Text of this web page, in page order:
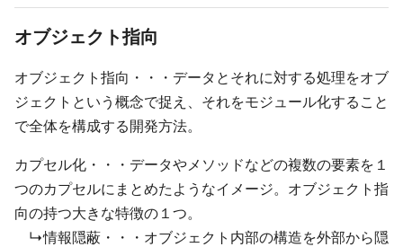
オブジェクト指向
オブジェクト指向・・・データとそれに対する処理をオブ
ジェクトという概念で捉え、それをモジュール化すること
で全体を構成する開発方法。
カプセル化・・・データやメソッドなどの複数の要素を１
つのカプセルにまとめたようなイメージ。オブジェクト指
向の持つ大きな特徴の１つ。
↳情報隠蔽・・・オブジェクト内部の構造を外部から隠